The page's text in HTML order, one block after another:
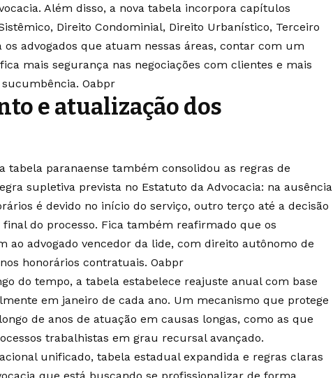
Além disso, a nova tabela incorpora capítulos
Direito Condominial, Direito Urbanístico, Terceiro
advogados que atuam nessas áreas, contar com um
mais segurança nas negociações com clientes e mais
Oabpr
e atualização dos
tabela paranaense também consolidou as regras de
supletiva prevista no Estatuto da Advocacia: na ausência
é devido no início do serviço, outro terço até a decisão
do processo. Fica também reafirmado que os
ao advogado vencedor da lide, com direito autônomo de
honorários contratuais. Oabpr
do tempo, a tabela estabelece reajuste anual com base
em janeiro de cada ano. Um mecanismo que protege
de anos de atuação em causas longas, como as que
trabalhistas em grau recursal avançado.
unificado, tabela estadual expandida e regras claras